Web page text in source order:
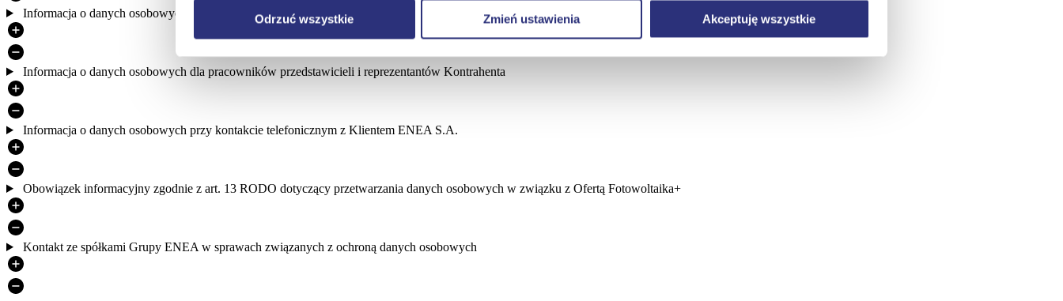
Odrzuć wszystkie Zmień ustawienia Akceptuję wszystkie
Informacja o danych osobowych dla Pełnomocnika Klienta – strony umowy zawartej z ENEA S.A.
Informacja o danych osobowych dla pracowników przedstawicieli i reprezentantów Kontrahenta
Informacja o danych osobowych przy kontakcie telefonicznym z Klientem ENEA S.A.
Obowiązek informacyjny zgodnie z art. 13 RODO dotyczący przetwarzania danych osobowych w związku z Ofertą Fotowoltaika+
Kontakt ze spółkami Grupy ENEA w sprawach związanych z ochroną danych osobowych